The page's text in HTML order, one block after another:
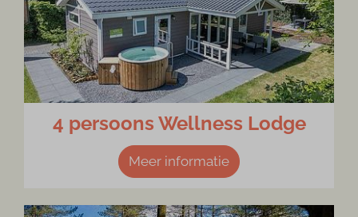
4 persoons Wellness Lodge
Meer informatie